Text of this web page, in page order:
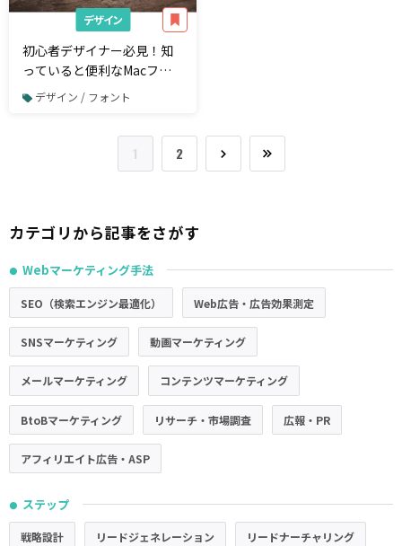
デザイン
初心者デザイナー必見！知
っていると便利なMacフォ
ント管理アプリ5選
デザイン / フォント
1 2
カテゴリから記事をさがす
● Webマーケティング手法
SEO（検索エンジン最適化） Web広告・広告効果測定
SNSマーケティング 動画マーケティング
メールマーケティング コンテンツマーケティング
BtoBマーケティング リサーチ・市場調査 広報・PR
アフィリエイト広告・ASP
● ステップ
戦略設計 リードジェネレーション リードナーチャリング